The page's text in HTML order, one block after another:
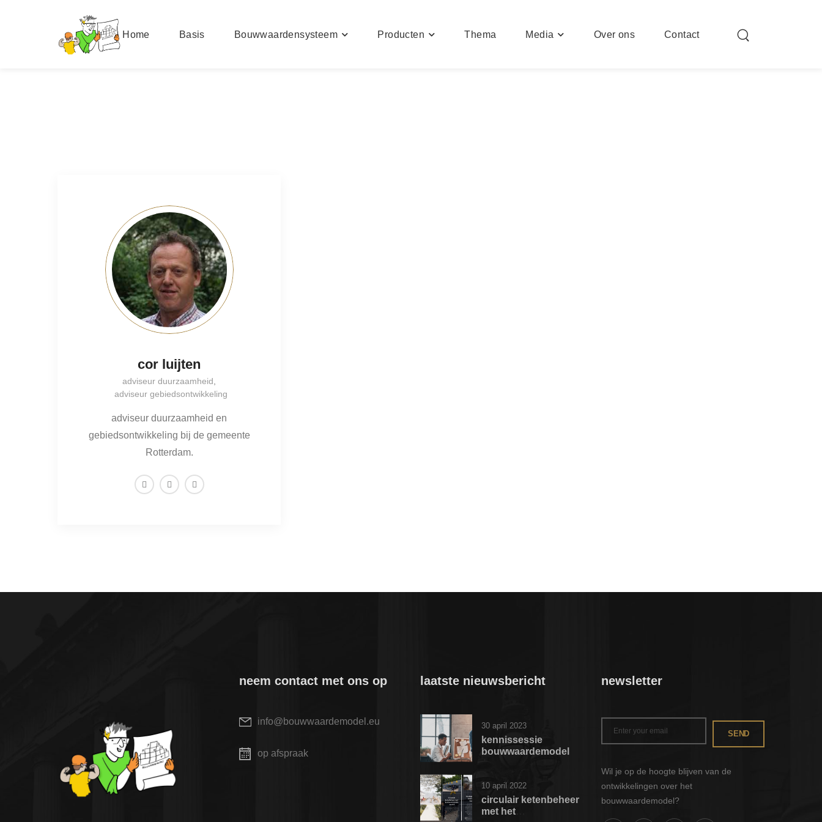
Home Basis Bouwwaardensysteem Producten Thema Media Over ons Contact
cor luijten
adviseur duurzaamheid
adviseur gebiedsontwikkeling
adviseur duurzaamheid en
gebiedsontwikkeling bij de gemeente
Rotterdam.
neem contact met ons op
info@bouwwaardemodel.eu
op afspraak
laatste nieuwsbericht
30 april 2023
kennissessie
bouwwaardemodel
10 april 2022
circulair ketenbeheer
met het
newsletter
SEND
Wil je op de hoogte blijven van de
ontwikkelingen over het
bouwwaardemodel?